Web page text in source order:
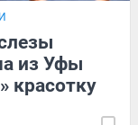
из Уфы
красотку